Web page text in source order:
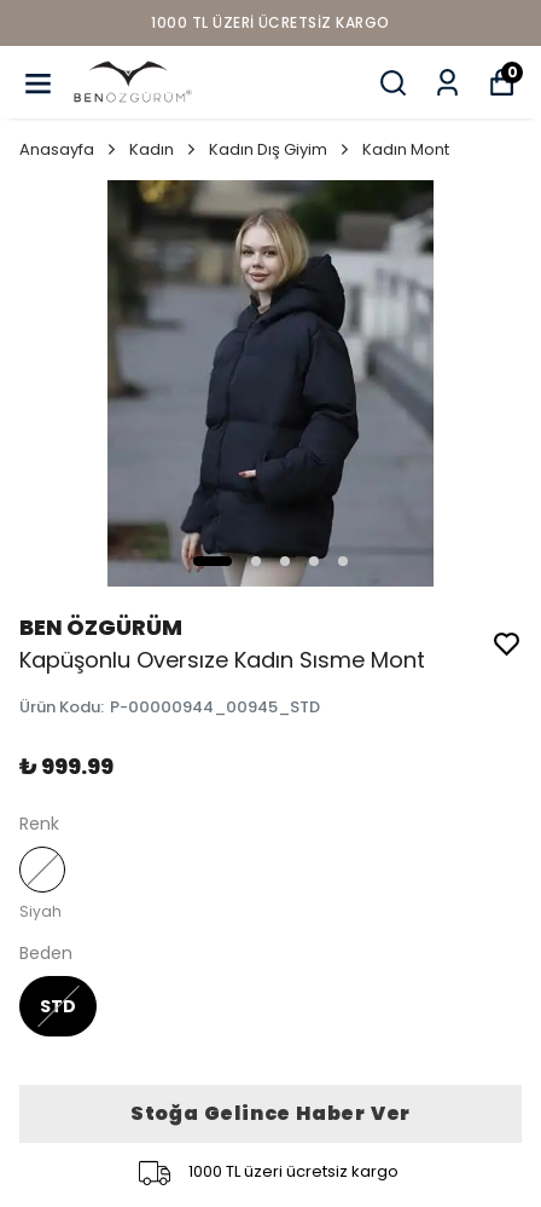
1000 TL ÜZERI ÜCRETSIZ KARGO
0
Anasayfa Kadın Kadın Dış Giyim Kadın Mont
BEN ÖZGÜRÜM
Kapüşonlu Oversıze Kadın Sısme Mont
Ürün Kodu: P-00000944_00945_STD
₺ 999.99
Renk
Siyah
Beden
STD
Stoğa Gelince Haber Ver
1000 TL üzeri ücretsiz kargo